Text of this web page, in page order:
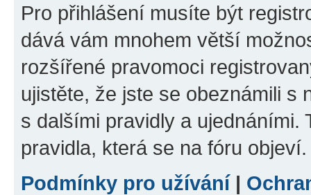
Pro přihlášení musíte být
dává vám mnohem větší
rozšířené pravomoci
ujistěte, že jste se obeznámili s
s dalšími pravidly a ujednáními.
pravidla, která se na fóru objeví.
Podmínky pro užívání|